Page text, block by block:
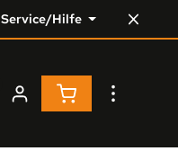
Service/Hilfe
% Resale %Warenkorb